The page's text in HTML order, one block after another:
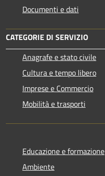
Documenti e dati
CATEGORIE DI SERVIZIO
Anagrafe e stato civile
Cultura e tempo libero
Imprese e Commercio
Mobilità e trasporti
Educazione e formazione
Ambiente